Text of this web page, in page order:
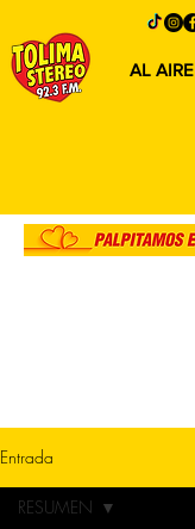
AL AIRE
Entrada
RESUMEN